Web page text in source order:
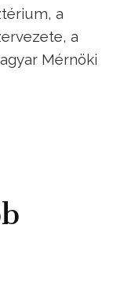
a
a
Mérnöki